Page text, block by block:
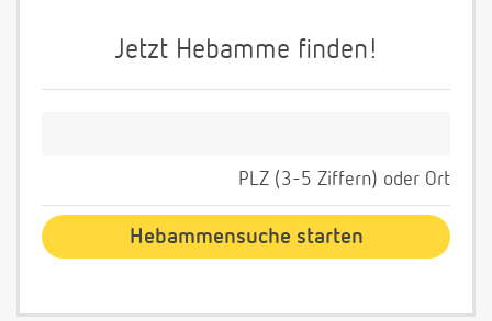
Jetzt Hebamme finden!
PLZ (3-5 Ziffern) oder Ort